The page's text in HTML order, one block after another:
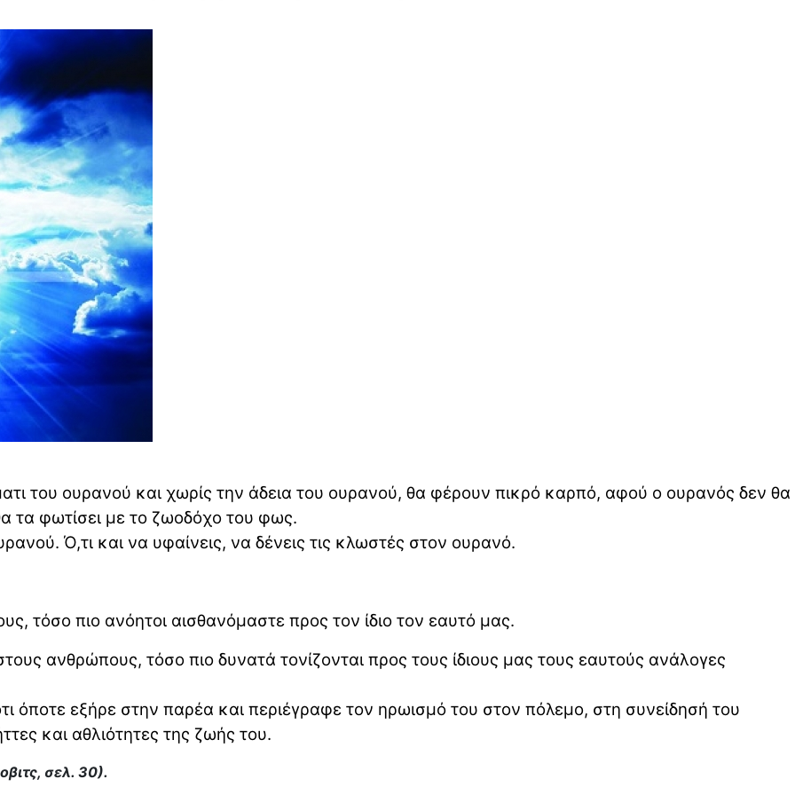
του ουρανού και χωρίς την άδεια του ουρανού, θα φέρουν πικρό καρπό, αφού ο ουρανός δεν θα
τα φωτίσει με το ζωοδόχο του φως.
Ό,τι και να υφαίνεις, να δένεις τις κλωστές στον ουρανό.
τόσο πιο ανόητοι αισθανόμαστε προς τον ίδιο τον εαυτό μας.
ανθρώπους, τόσο πιο δυνατά τονίζονται προς τους ίδιους μας τους εαυτούς ανάλογες
όποτε εξήρε στην παρέα και περιέγραφε τον ηρωισμό του στον πόλεμο, στη συνείδησή του
και αθλιότητες της ζωής του.
σελ. 30).